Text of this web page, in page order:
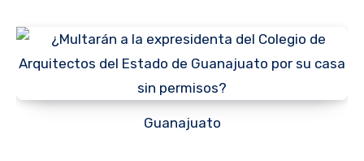
Guanajuato